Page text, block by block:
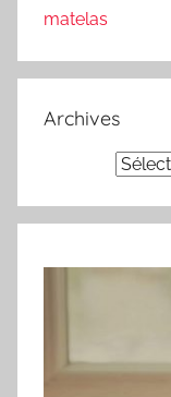
matelas
Archives